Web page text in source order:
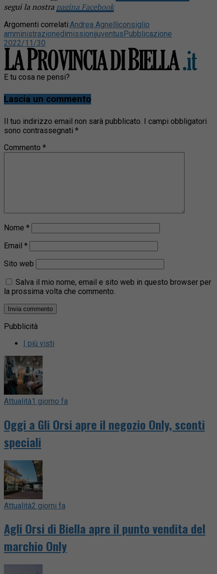
segui la nostra pagina Facebook
Argomenti correlati:Andrea Agnelliconsiglio
amministrazionedimissionijuventusPubblicazione
2022/11/30
E tu cosa ne pensi?
Lascia un commento
Il tuo indirizzo email non sarà pubblicato. I campi obbligatori
sono contrassegnati *
Commento *
Nome *
Email *
Sito web
Salva il mio nome, email e sito web in questo browser per
la prossima volta che commento.
Pubblicità
I più visti
Attualità1 giorno fa
Oggi a Gli Orsi apre il negozio Only, sconti
speciali
Attualità2 giorni fa
Agli Orsi di Biella apre il punto vendita del
marchio Only